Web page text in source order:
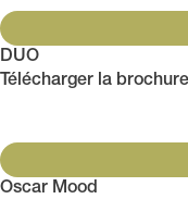
DUO
Télécharger la brochure
Oscar Mood